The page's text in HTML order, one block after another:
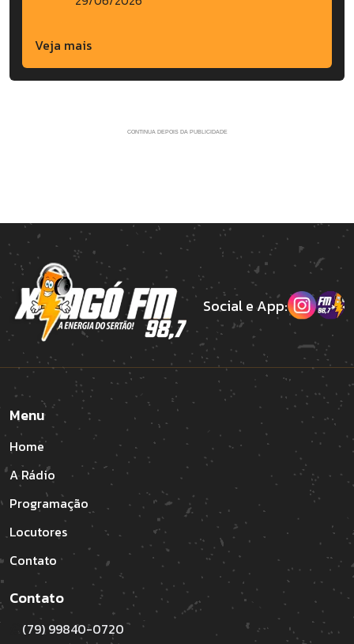
Veja mais
Social e App:
Menu
Home
A Rádio
Programação
Locutores
Contato
Contato
(79) 99840-0720